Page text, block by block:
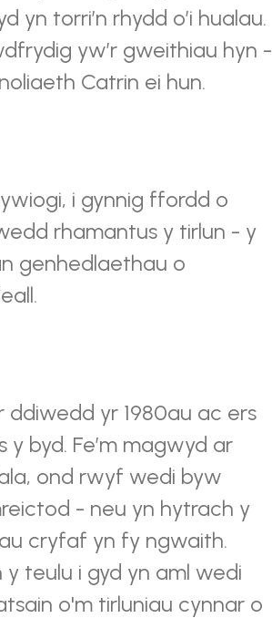
torri’n rhydd o’i hualau.
yw’r gweithiau hyn -
Catrin ei hun.
i gynnig ffordd o
rhamantus y tirlun - y
genhedlaethau o
yr 1980au ac ers
byd. Fe’m magwyd ar
ond rwyf wedi byw
- neu yn hytrach y
cryfaf yn fy ngwaith.
teulu i gyd yn aml wedi
o'm tirluniau cynnar o